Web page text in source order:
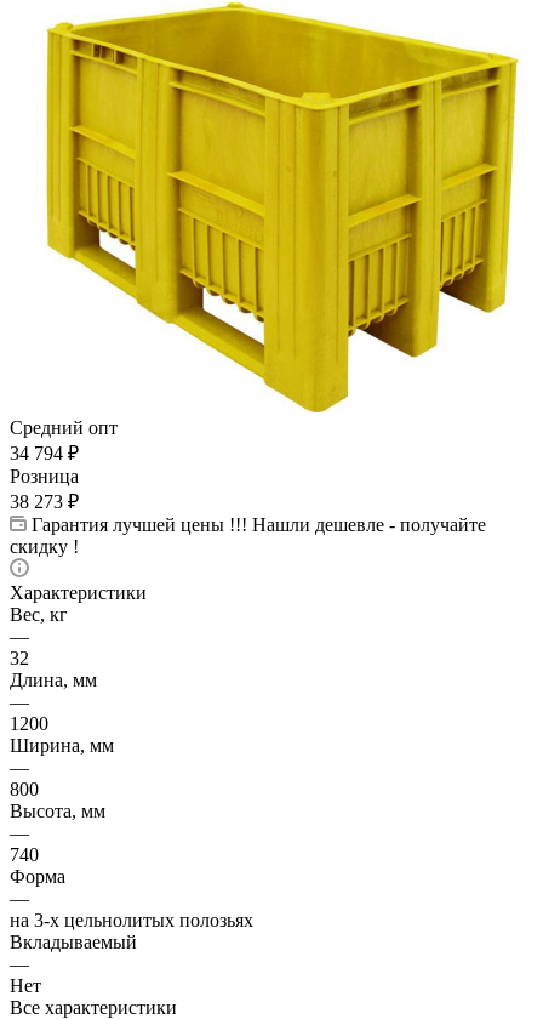
Средний опт
34 794 ₽
Розница
38 273 ₽
Гарантия лучшей цены !!! Нашли дешевле - получайте
скидку !
Характеристики
Вес, кг
—
32
Длина, мм
—
1200
Ширина, мм
—
800
Высота, мм
—
740
Форма
—
на 3-х цельнолитых полозьях
Вкладываемый
—
Нет
Все характеристики